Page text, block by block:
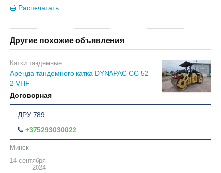
Распечатать
Другие похожие объявления
Катки тандемные
Аренда тандемного катка DYNAPAC CC 52
2 VHF
Договорная
ДРУ 789
+375293030022
Минск
14 сентября
2024